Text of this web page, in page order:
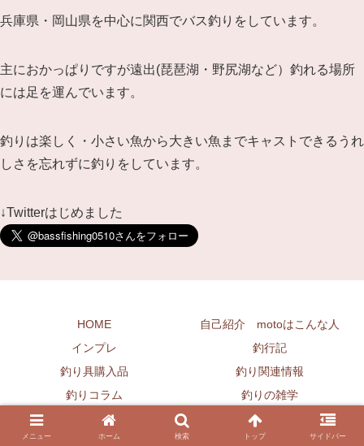
兵庫県・岡山県を中心に関西でバス釣りをしています。
主におかっぱりですが遠出(琵琶湖・野尻湖など）釣れる場所
には足を運んでいます。
釣りは楽しく・小さい魚から大きい魚までキャストできるうれ
しさを忘れずに釣りをしています。
↓Twitterはじめました
HOME
自己紹介 motoはこんな人
インプレ
釣行記
釣り具購入品
釣り関連情報
釣りコラム
釣りの雑学
ブログ運営
お魚屋さんの雑学
お問い合わせ
サイトポリシー
メニュー ホーム 検索 トップ サイドバー